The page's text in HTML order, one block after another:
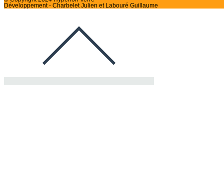
Développement - Charbelet Julien et Labouré Guillaume